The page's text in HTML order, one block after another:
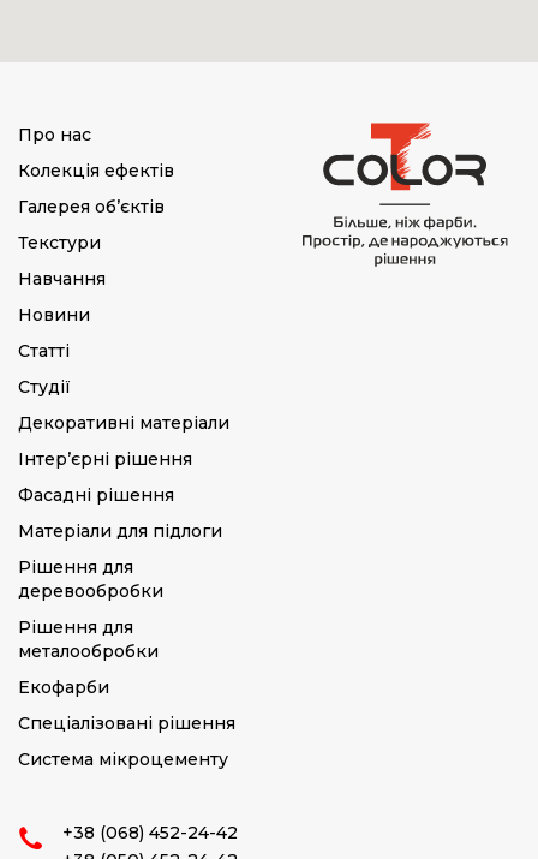
Про нас
Колекція ефектів
Галерея об’єктів
Текстури
Навчання
Новини
Статті
Студії
Декоративні матеріали
Інтер’єрні рішення
Фасадні рішення
Матеріали для підлоги
Рішення для
деревообробки
Рішення для
металообробки
Екофарби
Спеціалізовані рішення
Система мікроцементу
+38 (068) 452-24-42